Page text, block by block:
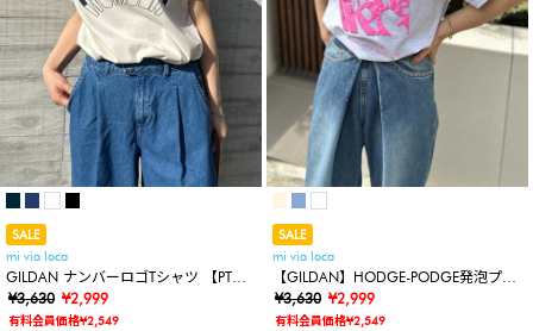
SALE
mi via loca
GILDAN ナンバーロゴTシャツ 【PT
NO. MVL027 ※2A】
¥3,630 ¥2,999
有料会員価格¥2,549
SALE
mi via loca
【GILDAN】HODGE-PODGE発泡プリ
ントロゴTシャツ
¥3,630 ¥2,999
有料会員価格¥2,549